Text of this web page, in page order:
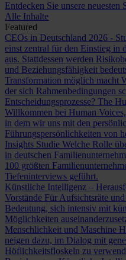
Entdecken Sie unsere neuesten
Alle Inhalte
Featured
CEOs in Deutschland 2026 -
einst zentral für den Einstieg in
aus. Stattdessen werden
und Beziehungsfähigkeit
Transformation möglich macht
der sich Rahmenbedingungen
Entscheidungsprozesse? The
Willkommen bei Human
in dem wir uns mit den
Führungspersönlichkeiten von
Insights Studie Welche Rolle
in deutschen
100 größten
Tiefeninterviews geführt.
Künstliche Intelligenz –
Vorstände Für Aufsichtsräte
Bedeutung, sich intensiv mit
Möglichkeiten
Menschlichkeit und Maschine
neigen dazu, im Dialog mit
Höflichkeitsfloskeln zu